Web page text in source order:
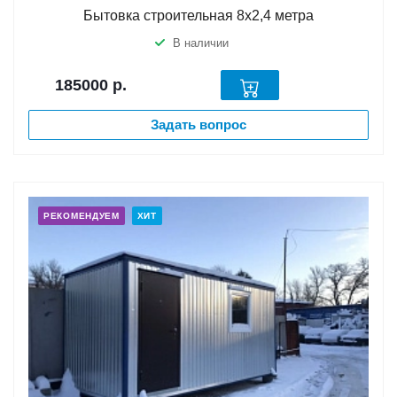
Бытовка строительная 8х2,4 метра
В наличии
185000 р.
Задать вопрос
РЕКОМЕНДУЕМ ХИТ